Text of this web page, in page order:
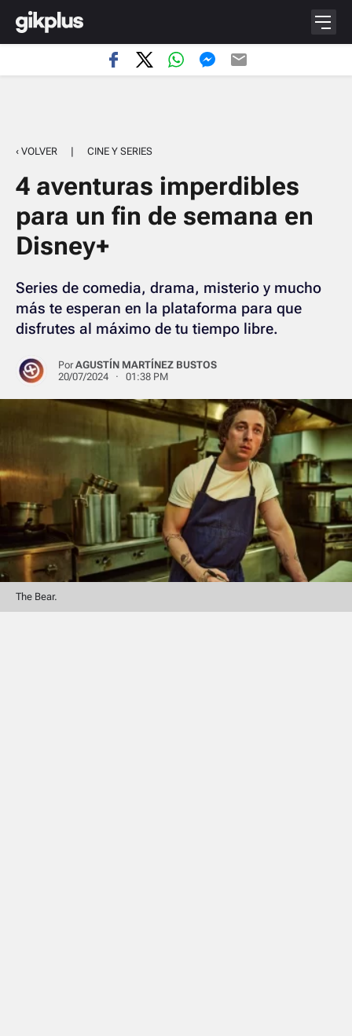
‹ VOLVER | CINE Y SERIES
4 aventuras imperdibles
para un fin de semana en
Disney+
Series de comedia, drama, misterio y mucho
más te esperan en la plataforma para que
disfrutes al máximo de tu tiempo libre.
PorAGUSTÍN MARTÍNEZ BUSTOS
20/07/2024 · 01:38 PM
The Bear.